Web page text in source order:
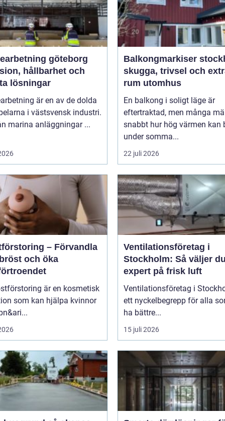
göteborg
hållbarhet och
lösningar
är en av de dolda
i västsvensk industri.
marina anläggningar ...
Balkongmarkiser
skugga, trivsel och
rum utomhus
En balkong i soligt läge är
eftertraktad, men många
snabbt hur hög värmen kan
under somma...
22 juli 2026
– Förvandla
och öka
är en kosmetisk
som kan hjälpa kvinnor
Ventilationsföretag i
Stockholm: Så väljer
expert på frisk luft
Ventilationsföretag i
ett nyckelbegrepp för alla
ha bättre...
15 juli 2026